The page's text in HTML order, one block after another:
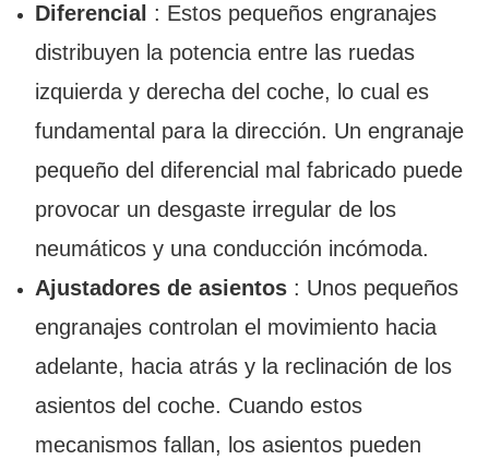
Diferencial : Estos pequeños engranajes
distribuyen la potencia entre las ruedas
izquierda y derecha del coche, lo cual es
fundamental para la dirección. Un engranaje
pequeño del diferencial mal fabricado puede
provocar un desgaste irregular de los
neumáticos y una conducción incómoda.
Ajustadores de asientos : Unos pequeños
engranajes controlan el movimiento hacia
adelante, hacia atrás y la reclinación de los
asientos del coche. Cuando estos
mecanismos fallan, los asientos pueden